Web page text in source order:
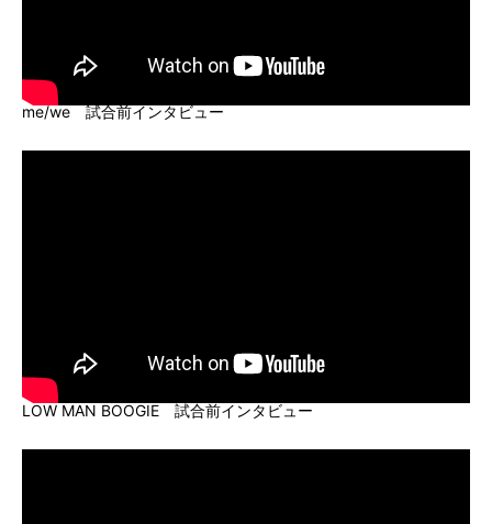
me/we 試合前インタビュー
LOW MAN BOOGIE 試合前インタビュー